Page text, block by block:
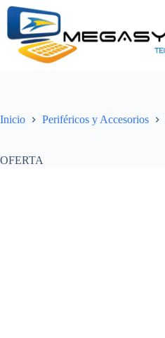
Saltar
contenido
Inicio Periféricos y Accesorios
OFERTA